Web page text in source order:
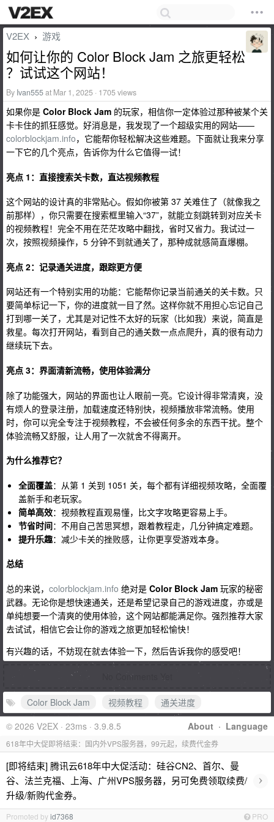
V2EX › 游戏
如何让你的 Color Block Jam 之旅更轻松
？试试这个网站！
By Ivan555at Mar 1, 2025 · 1705 views
如果你是 Color Block Jam 的玩家，相信你一定体验过那种被某个关
卡卡住的抓狂感觉。好消息是，我发现了一个超级实用的网站——
colorblockjam.info，它能帮你轻松解决这些难题。下面就让我来分享
一下它的几个亮点，告诉你为什么它值得一试！
亮点 1：直接搜索关卡数，直达视频教程
这个网站的设计真的非常贴心。假如你被第 37 关难住了（就像我之
前那样），你只需要在搜索框里输入“37”，就能立刻跳转到对应关卡
的视频教程！完全不用在茫茫攻略中翻找，省时又省力。我试过一
次，按照视频操作，5 分钟不到就通关了，那种成就感简直爆棚。
亮点 2：记录通关进度，跟踪更方便
网站还有一个特别实用的功能：它能帮你记录当前通关的关卡数。只
要简单标记一下，你的进度就一目了然。这样你就不用担心忘记自己
打到哪一关了，尤其是对记性不太好的玩家（比如我）来说，简直是
救星。每次打开网站，看到自己的通关数一点点爬升，真的很有动力
继续玩下去。
亮点 3：界面清新流畅，使用体验满分
除了功能强大，网站的界面也让人眼前一亮。它设计得非常清爽，没
有烦人的登录注册，加载速度还特别快，视频播放非常流畅。使用
时，你可以完全专注于视频教程，不会被任何多余的东西干扰。整个
体验流畅又舒服，让人用了一次就舍不得离开。
为什么推荐它？
全面覆盖：从第 1 关到 1051 关，每个都有详细视频攻略，全面覆
盖新手和老玩家。
简单高效：视频教程直观易懂，比文字攻略更容易上手。
节省时间：不用自己苦思冥想，跟着教程走，几分钟搞定难题。
提升乐趣：减少卡关的挫败感，让你更享受游戏本身。
总结
总的来说， colorblockjam.info 绝对是 Color Block Jam 玩家的秘密
武器。无论你是想快速通关，还是希望记录自己的游戏进度，亦或是
单纯想要一个清爽的使用体验，这个网站都能满足你。强烈推荐大家
去试试，相信它会让你的游戏之旅更加轻松愉快！
有兴趣的话，不妨现在就去体验一下，然后告诉我你的感受吧！
No Comments Yet
Color Block Jam 视频教程
通关进度
About · Language
© 2026 V2EX · 23ms · 3.9.8.5
618年中大促即将结束：国内外VPS服务器，99元起，续费代金券
[即将结束] 腾讯云618年中大促活动：硅谷CN2、首尔、曼
谷、法兰克福、上海、广州VPS服务器，另可免费领取续费/
升级/新购代金券。
›
Promoted byid7368 PRO